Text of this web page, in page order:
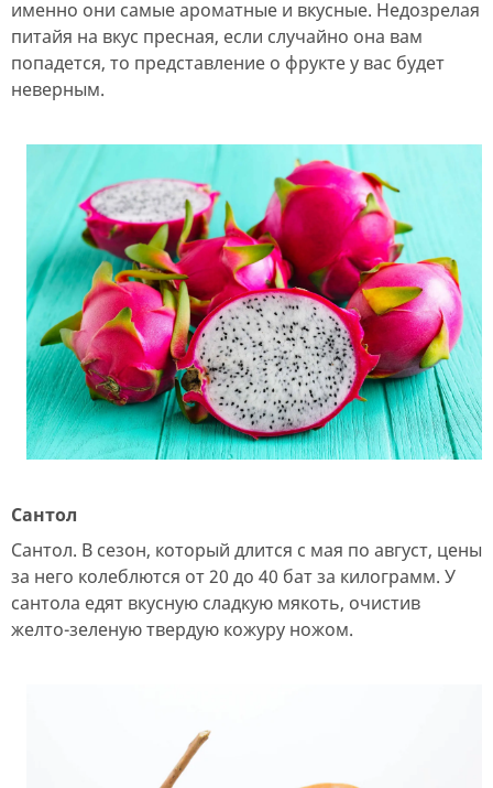
именно они самые ароматные и вкусные. Недозрелая
питайя на вкус пресная, если случайно она вам
попадется, то представление о фрукте у вас будет
неверным.
Сантол
Сантол. В сезон, который длится с мая по август, цены
за него колеблются от 20 до 40 бат за килограмм. У
сантола едят вкусную сладкую мякоть, очистив
желто-зеленую твердую кожуру ножом.